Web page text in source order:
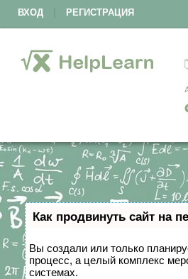
ВХОД РЕГИСТРАЦИЯ
Как продвинуть сайт на
Вы создали или только
процесс, а целый комплекс
системах.